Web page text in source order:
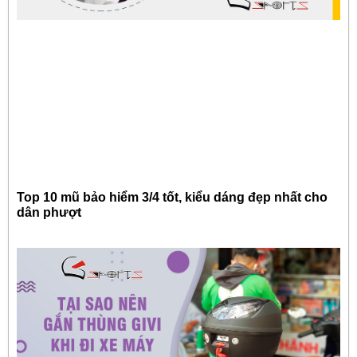
Top 10 mũ bảo hiểm 3/4 tốt, kiểu dáng đẹp nhất cho
dân phượt